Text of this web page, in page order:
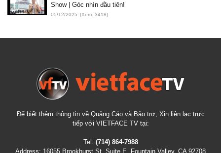
Show | Góc nhìn đầu tiên!
05/12/2025 (Xem: 3418)
Để biết thêm thông tin về Quảng Cáo và Bảo trợ, Xin liên lạc trực
tiếp với VIETFACE TV tại:
Tel: (714) 864-7988
Address: 16055 Brookhurst St, Suite E, Fountain Valley, CA 92708